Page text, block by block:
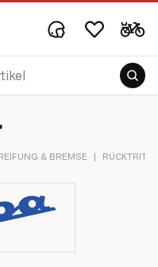
& BREMSE |